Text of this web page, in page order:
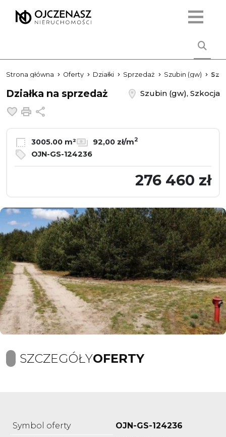
Strona główna Oferty Działki Sprzedaż Szubin (gw)
Działka na sprzedaż
Szubin (gw), Szkocja
Dodaj do ulubionych
Drukuj
3005.00 m² 92,00 zł/m2
OJN-GS-124236
276 460 zł
SZCZEGÓŁYOFERTY
Symbol oferty
OJN-GS-124236